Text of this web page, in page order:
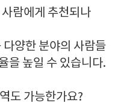
람에게 추천되나
양한 분야의 사람들
을 높일 수 있습니다.
도 가능한가요?